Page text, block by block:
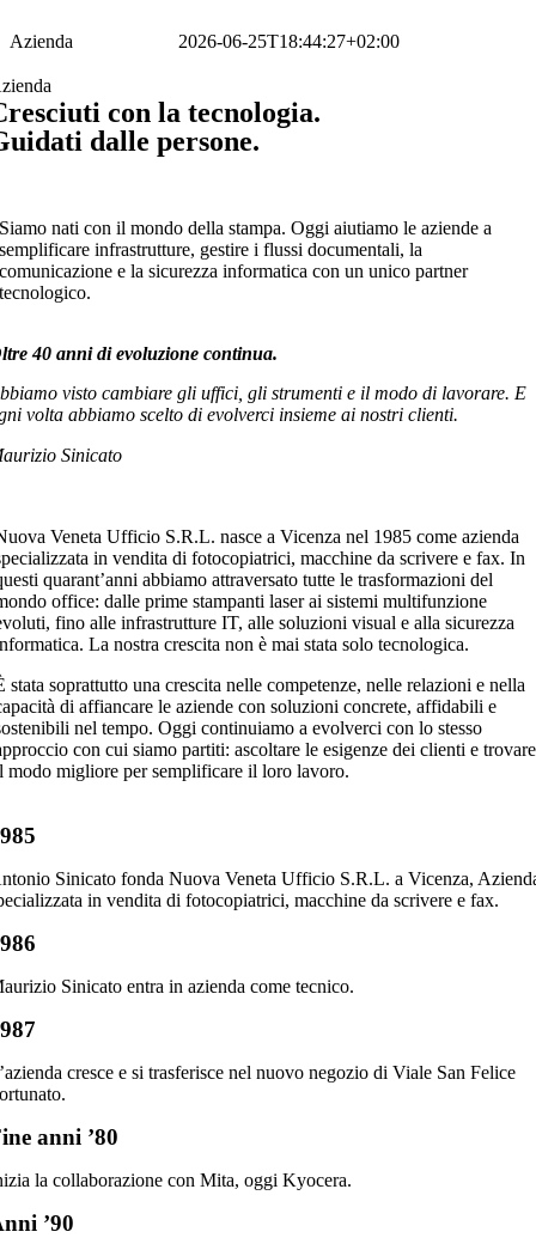
al
Azienda 2026-06-25T18:44:27+02:00
con la tecnologia.
dalle persone.
Siamo nati con il mondo della stampa. Oggi aiutiamo le aziende a
semplificare infrastrutture, gestire i flussi documentali, la
comunicazione e la sicurezza informatica con un unico partner
tecnologico.
40 anni di evoluzione continua.
visto cambiare gli uffici, gli strumenti e il modo di lavorare. E
volta abbiamo scelto di evolverci insieme ai nostri clienti.
Sinicato
Veneta Ufficio S.R.L. nasce a Vicenza nel 1985 come azienda
in vendita di fotocopiatrici, macchine da scrivere e fax. In
quarant’anni abbiamo attraversato tutte le trasformazioni del
office: dalle prime stampanti laser ai sistemi multifunzione
fino alle infrastrutture IT, alle soluzioni visual e alla sicurezza
La nostra crescita non è mai stata solo tecnologica.
stata soprattutto una crescita nelle competenze, nelle relazioni e nella
di affiancare le aziende con soluzioni concrete, affidabili e
nel tempo. Oggi continuiamo a evolverci con lo stesso
con cui siamo partiti: ascoltare le esigenze dei clienti e trovare
modo migliore per semplificare il loro lavoro.
Sinicato fonda Nuova Veneta Ufficio S.R.L. a Vicenza,
in vendita di fotocopiatrici, macchine da scrivere e fax.
Sinicato entra in azienda come tecnico.
cresce e si trasferisce nel nuovo negozio di Viale San Felice
anni ’80
la collaborazione con Mita, oggi Kyocera.
’90